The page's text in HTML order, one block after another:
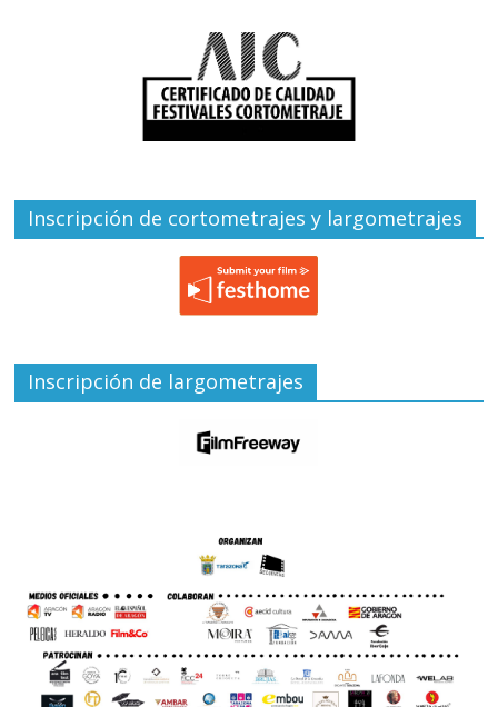
Inscripción de cortometrajes y largometrajes
Inscripción de largometrajes